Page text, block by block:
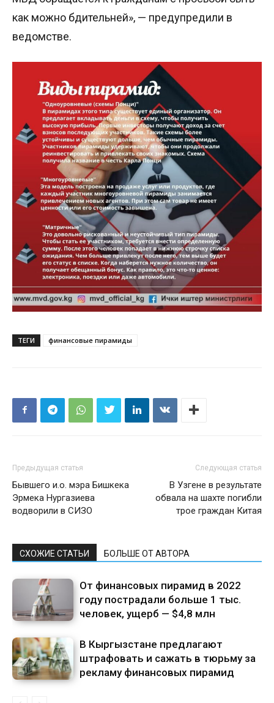
как можно бдительней», — предупредили в
ведомстве.
ТЕГИ финансовые пирамиды
Предыдущая статья
Бывшего и.о. мэра Бишкека
Эрмека Нургазиева
водворили в СИЗО
Следующая статья
В Узгене в результате
обвала на шахте погибли
трое граждан Китая
СХОЖИЕ СТАТЬИ БОЛЬШЕ ОТ АВТОРА
От финансовых пирамид в 2022
году пострадали больше 1 тыс.
человек, ущерб — $4,8 млн
В Кыргызстане предлагают
штрафовать и сажать в тюрьму за
рекламу финансовых пирамид